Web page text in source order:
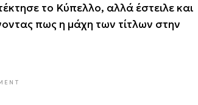
το Κύπελλο, αλλά έστειλε και
πως η μάχη των τίτλων στην